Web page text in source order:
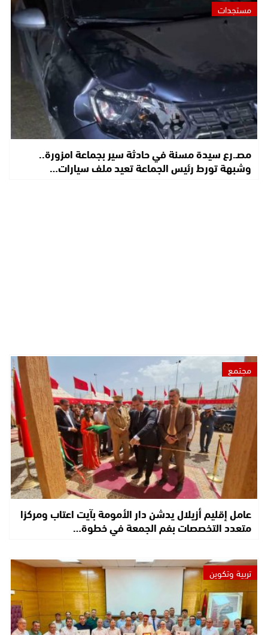
مستجدات
مصـ.رع سيدة مسنة في حادثة سير بجماعة امزورة..
وشبهة تورط رئيس الجماعة تعيد ملف سيارات…
مجتمع
عامل إقليم أزيلال يدشن دار الأمومة بآيت اعتاب ومركزا
متعدد التخصصات بفم الجمعة في خطوة…
تربية وتكوين